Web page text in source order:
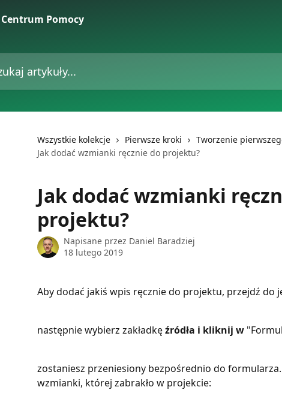
Wszystkie kolekcje Pierwsze kroki
Tworzenie
Jak dodać wzmianki ręcznie do projektu?
Jak dodać wzmianki
projektu?
Napisane przez Daniel Baradziej
18 lutego 2019
Aby dodać jakiś wpis ręcznie do projektu, przejdź do
następnie wybierz zakładkę źródła i kliknij w
zostaniesz przeniesiony bezpośrednio do
wzmianki, której zabrakło w projekcie: